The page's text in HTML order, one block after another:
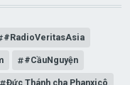
#RadioVeritasAsia
#CầuNguyện
Đức Thánh cha Phanxicô